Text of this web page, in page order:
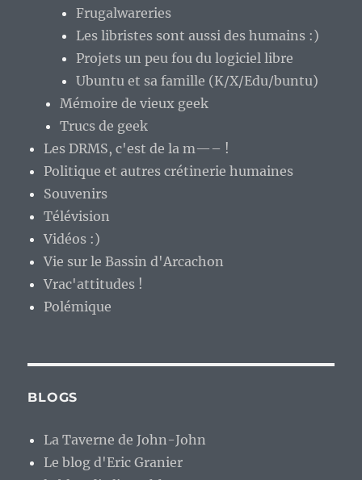
Frugalwareries
Les libristes sont aussi des humains :)
Projets un peu fou du logiciel libre
Ubuntu et sa famille (K/X/Edu/buntu)
Mémoire de vieux geek
Trucs de geek
Les DRMS, c'est de la m—– !
Politique et autres crétinerie humaines
Souvenirs
Télévision
Vidéos :)
Vie sur le Bassin d'Arcachon
Vrac'attitudes !
Polémique
BLOGS
La Taverne de John-John
Le blog d'Eric Granier